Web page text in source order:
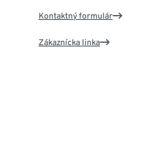
Kontaktný formulár
Zákaznícka linka